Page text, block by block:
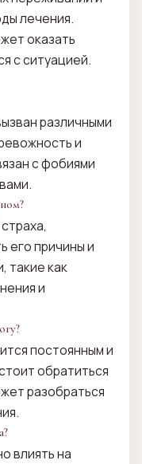
лечения.
оказать
с ситуацией.
различными
и
с фобиями
его причины и
такие как
и
постоянным и
обратиться
разобраться
влиять на